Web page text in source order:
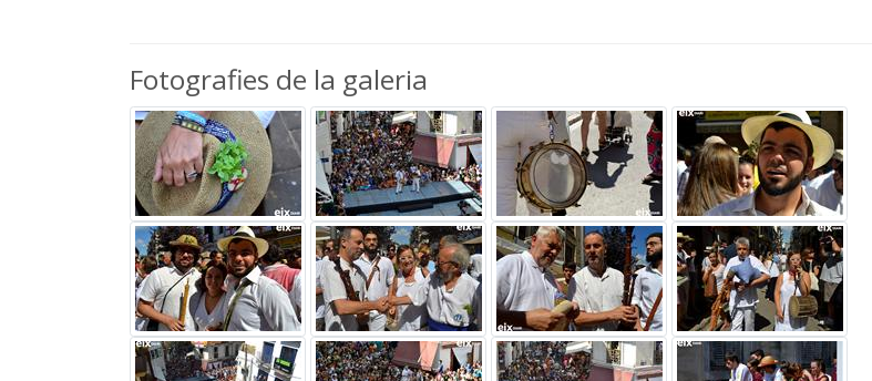
Fotografies de la galeria